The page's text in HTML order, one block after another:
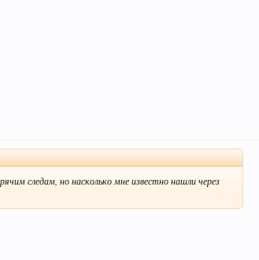
следам, но насколько мне известно нашли через